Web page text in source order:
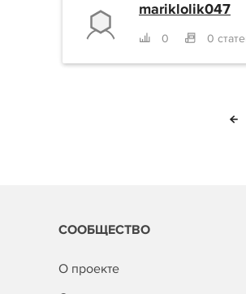
mariklolik047
0 0
СООБЩЕСТВО
О проекте